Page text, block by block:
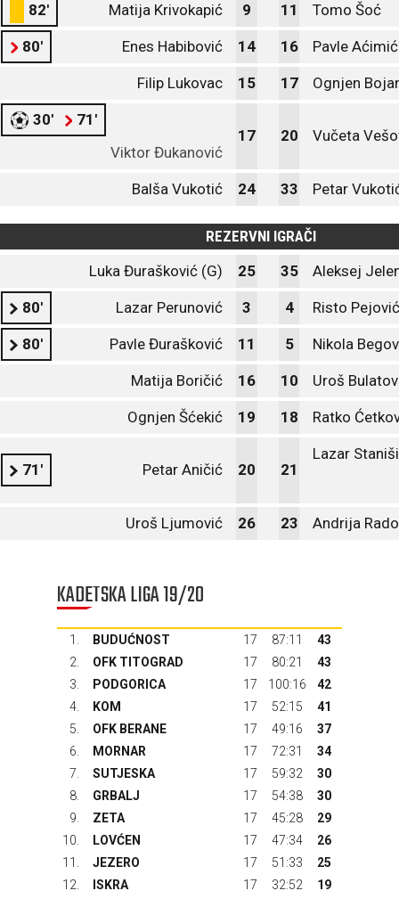
82' Matija Krivokapić 9 11 Tomo Šoć
80' Enes Habibović 14 16 Pavle Aćimić
Filip Lukovac 15 17 Ognjen
30'
71'
Viktor Đukanović
17 20 Vučeta
Balša Vukotić 24 33 Petar
REZERVNI IGRAČI
Luka Đurašković (G)
25 35 Aleksej
80' Lazar Perunović 3 4 Risto Pejović
80' Pavle Đurašković 11 5 Nikola
Matija Boričić 16 10 Uroš
Ognjen Šćekić 19 18 Ratko
71' Petar Aničić 20 21
Lazar
Uroš Ljumović 26 23 Andrija
KADETSKA LIGA 19/20
1. BUDUĆNOST 17 87:11
43
2.
OFK TITOGRAD 17 80:21
43
3.
PODGORICA 17 100:16
42
4.
KOM 17 52:15
41
5.
OFK BERANE 17 49:16
37
6.
MORNAR 17 72:31
34
7.
SUTJESKA 17 59:32
30
8.
GRBALJ 17 54:38
30
9.
ZETA 17 45:28
29
10.
LOVĆEN 17 47:34
26
11.
JEZERO 17 51:33
25
12.
ISKRA 17 32:52
19